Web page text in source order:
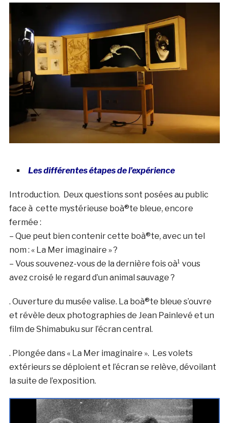
Les différentes étapes de l’expérience
Introduction. Deux questions sont posées au public
face à cette mystérieuse boà®te bleue, encore
fermée :
– Que peut bien contenir cette boà®te, avec un tel
nom : « La Mer imaginaire » ?
– Vous souvenez-vous de la dernière fois oà¹ vous
avez croisé le regard d’un animal sauvage ?
. Ouverture du musée valise. La boà®te bleue s’ouvre
et révèle deux photographies de Jean Painlevé et un
film de Shimabuku sur l’écran central.
. Plongée dans « La Mer imaginaire ». Les volets
extérieurs se déploient et l’écran se relève, dévoilant
la suite de l’exposition.